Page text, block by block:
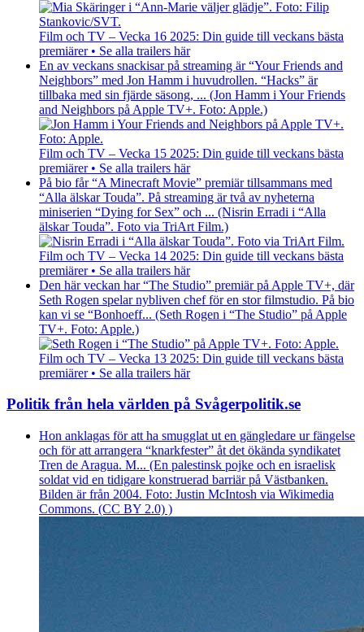
Film och TV – Vecka 16 2025: Din guide till veckans bästa
premiärer • Se alla trailers här
En av veckans snackisar på streaming är “Your Friends and
Neighbors” med Jon Hamm i huvudrollen. “Hacks” är
tillbaka med sin fjärde säsong, ... (Jon Hamm i Your Friends
and Neighbors på Apple TV+. Foto: Apple.)
Film och TV – Vecka 15 2025: Din guide till veckans bästa
premiärer • Se alla trailers här
På bio får “A Minecraft Movie” premiär tillsammans med
“Alla älskar Touda”. På streaming är två av nyheterna
miniserien “Dying for Sex” och ... (Nisrin Erradi i “Alla
älskar Touda”. Foto via TriArt Film.)
Film och TV – Vecka 14 2025: Din guide till veckans bästa
premiärer • Se alla trailers här
Den här veckan har “The Studio” premiär på Apple TV+, där
Seth Rogen spelar nybliven chef för en stor filmstudio. På bio
kan vi se “Bonhoeff... (Seth Rogen i “The Studio” på Apple
TV+. Foto: Apple.)
Film och TV – Vecka 13 2025: Din guide till veckans bästa
premiärer • Se alla trailers här
Politik från hela världen på Svågerpolitik.se
Hon anklagas för att ha smugglat ut en gängledare ur fängelse
och för att arrangera “knarkfester” åt det ökända syndikatet
Tren de Aragua. M... (En palestinsk pojke och en israelisk
soldat vid en tidigare konstruerad barriär på Västbanken.
Bilden är från 2004. Foto: Justin McIntosh via Wikimedia
Commons. (CC BY 2.0) )